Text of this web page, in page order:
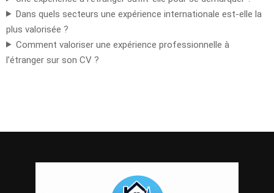
Dans quels secteurs une expérience internationale est-elle la
plus valorisée ?
Comment valoriser une expérience professionnelle à
l’étranger sur son CV ?